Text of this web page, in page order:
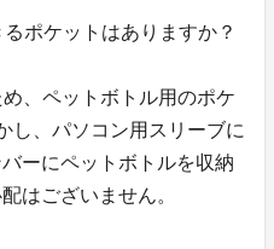
ポケットはありますか？
、ペットボトル用のポケ
し、パソコン用スリーブに
ーにペットボトルを収納
はございません。